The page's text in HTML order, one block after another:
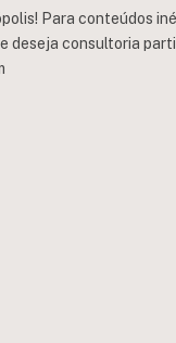
Para conteúdos
deseja consultoria